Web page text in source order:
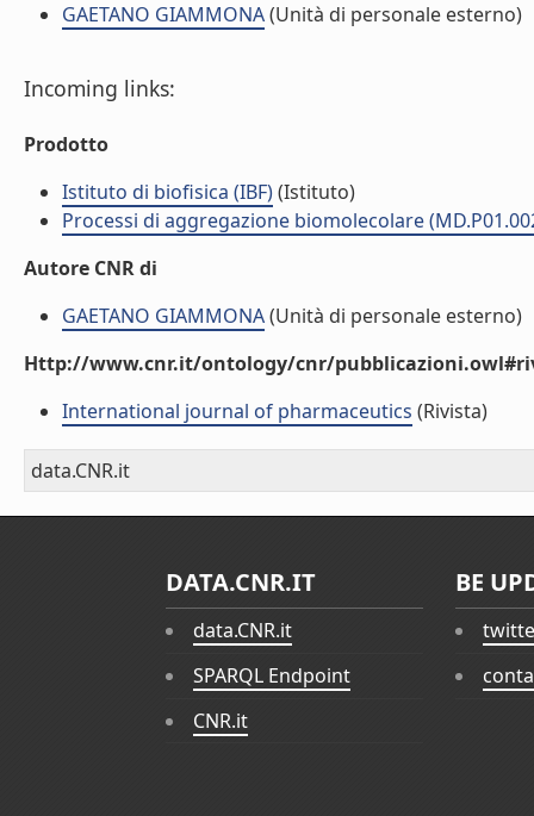
GAETANO GIAMMONA(Unità di personale esterno)
Incoming links:
Prodotto
Istituto di biofisica (IBF)(Istituto)
Processi di aggregazione biomolecolare
Autore CNR di
GAETANO GIAMMONA(Unità di personale esterno)
Http://www.cnr.it/ontology/cnr/
International journal of pharmaceutics (Rivista)
data.CNR.it
DATA.CNR.IT
data.CNR.it
SPARQL Endpoint
CNR.it
BE